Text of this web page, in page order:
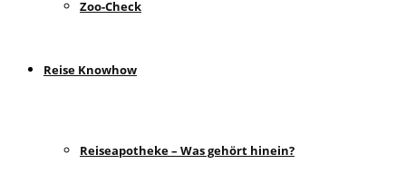
Zoo-Check
Reise Knowhow
Reiseapotheke – Was gehört hinein?